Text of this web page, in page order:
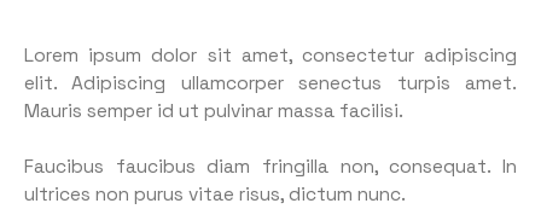
Lorem ipsum dolor sit amet, consectetur adipiscing
elit. Adipiscing ullamcorper senectus turpis amet.
Mauris semper id ut pulvinar massa facilisi.
Faucibus faucibus diam fringilla non, consequat. In
ultrices non purus vitae risus, dictum nunc.